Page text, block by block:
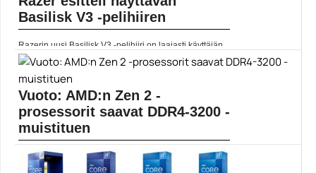
Basilisk V3 -pelihiiren
Razerin uusi Basilisk V3 -pelihiiri on laajasti käyttäjän...
Pelihiiret
Vuoto: AMD:n Zen 2 -
prosessorit saavat DDR4-3200 -
muistituen
AMD:n tulevat prosessorit näyttävät vuototiedon
perusteella saavan keskusmuisteille...